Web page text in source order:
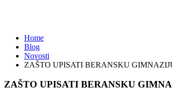
Home
Blog
Novosti
ZAŠTO UPISATI BERANSKU
ZAŠTO UPISATI BERANSKU